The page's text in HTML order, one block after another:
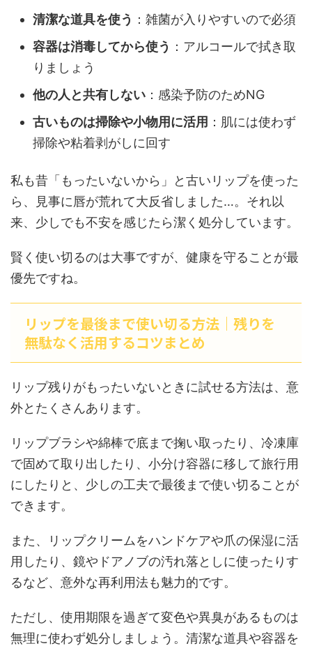
清潔な道具を使う ：雑菌が入りやすいので必須
容器は消毒してから使う ：アルコールで拭き取
りましょう
他の人と共有しない ：感染予防のためNG
古いものは掃除や小物用に活用 ：肌には使わず
掃除や粘着剥がしに回す
私も昔「もったいないから」と古いリップを使った
ら、見事に唇が荒れて大反省しました…。それ以
来、少しでも不安を感じたら潔く処分しています。
賢く使い切るのは大事ですが、健康を守ることが最
優先ですね。
リップを最後まで使い切る方法｜残りを
無駄なく活用するコツまとめ
リップ残りがもったいないときに試せる方法は、意
外とたくさんあります。
リップブラシや綿棒で底まで掬い取ったり、冷凍庫
で固めて取り出したり、小分け容器に移して旅行用
にしたりと、少しの工夫で最後まで使い切ることが
できます。
また、リップクリームをハンドケアや爪の保湿に活
用したり、鏡やドアノブの汚れ落としに使ったりす
るなど、意外な再利用法も魅力的です。
ただし、使用期限を過ぎて変色や異臭があるものは
無理に使わず処分しましょう。清潔な道具や容器を